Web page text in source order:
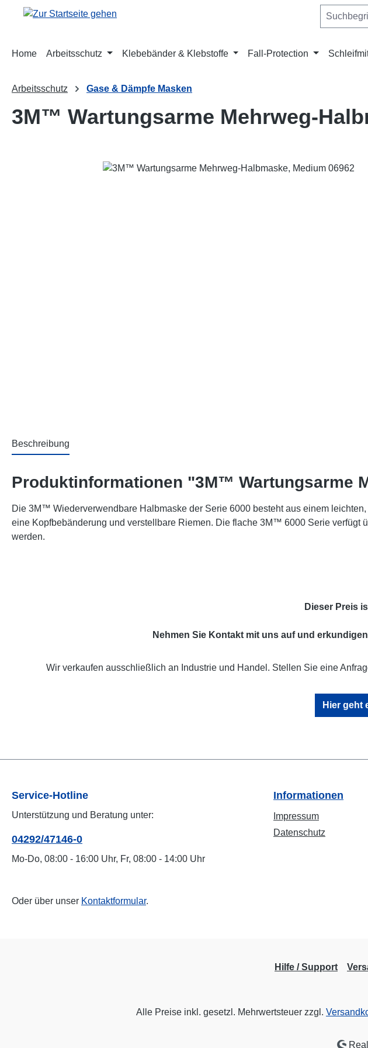
Hauptinhalt springen
Zur Suche springen
Zur Hauptnavigation springen
Home Arbeitsschutz Klebebänder & Klebstoffe Fall-Protection
Arbeitsschutz Gase & Dämpfe Masken
3M™ Wartungsarme Mehrweg-
Bildergalerie überspringen
Beschreibung
Produktinformationen "3M™ Wartungsarme
Die 3M™ Wiederverwendbare Halbmaske der Serie 6000 besteht aus einem
eine Kopfbebänderung und verstellbare Riemen. Die flache 3M™ 6000 Serie
werden.
Dieser Preis
Nehmen Sie Kontakt mit uns auf und
Wir verkaufen ausschließlich an Industrie und Handel. Stellen Sie eine
Hier geht
Service-Hotline
Unterstützung und Beratung unter:
04292/47146-0
Mo-Do, 08:00 - 16:00 Uhr, Fr, 08:00 - 14:00 Uhr
Oder über unser Kontaktformular.
Informationen
Impressum
Datenschutz
Hilfe / Support
Alle Preise inkl. gesetzl. Mehrwertsteuer zzgl.